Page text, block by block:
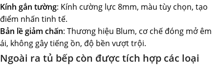
Kính gắn tường: Kính cường lực 8mm, màu tùy chọn, tạo
điểm nhấn tinh tế.
Bản lề giảm chấn: Thương hiệu Blum, cơ chế đóng mở êm
ái, không gây tiếng ồn, độ bền vượt trội.
Ngoài ra tủ bếp còn được tích hợp các loại